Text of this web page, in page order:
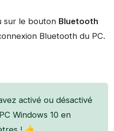
sur le bouton Bluetooth
Bluetooth du PC.
activé ou désactivé
Windows 10 en